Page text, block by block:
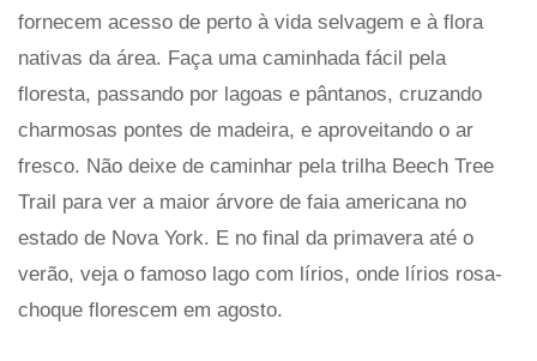
fornecem acesso de perto à vida selvagem e à flora
nativas da área. Faça uma caminhada fácil pela
floresta, passando por lagoas e pântanos, cruzando
charmosas pontes de madeira, e aproveitando o ar
fresco. Não deixe de caminhar pela trilha Beech Tree
Trail para ver a maior árvore de faia americana no
estado de Nova York. E no final da primavera até o
verão, veja o famoso lago com lírios, onde lírios rosa-
choque florescem em agosto.